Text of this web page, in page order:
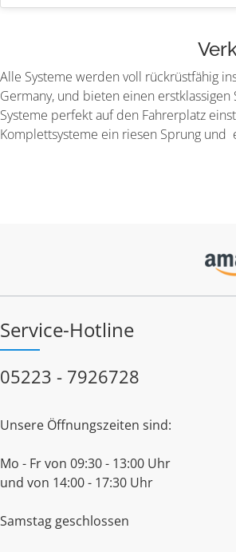
Alle Systeme werden voll rückrüstfähig
Germany, und bieten einen
Systeme perfekt auf den Fahrerplatz
Komplettsysteme ein riesen Sprung
Service-Hotline
05223 - 7926728
Unsere Öffnungszeiten sind:
Mo - Fr von 09:30 - 13:00 Uhr
und von 14:00 - 17:30 Uhr
Samstag geschlossen